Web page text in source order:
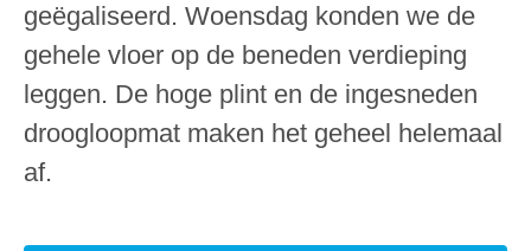
geëgaliseerd. Woensdag konden we de
gehele vloer op de beneden verdieping
leggen. De hoge plint en de ingesneden
droogloopmat maken het geheel helemaal
af.